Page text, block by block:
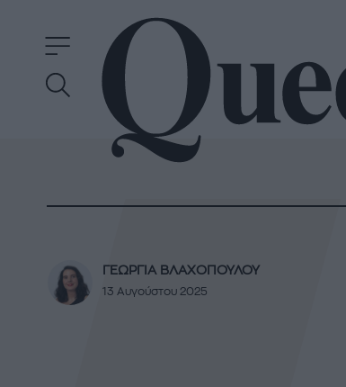
ΓΕΩΡΓΙΑ ΒΛΑΧΟΠΟΥΛΟΥ
13 Αυγούστου 2025